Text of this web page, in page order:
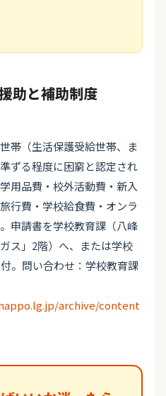
助と補助制度
帯（生活保護受給世帯、ま
ずる程度に困窮と認定され
用品費・校外活動費・新入
行費・学校給食費・オンラ
申請書を学校教育課（八峰
ス」2階）へ、または学校
。問い合わせ：学校教育課
archive/content